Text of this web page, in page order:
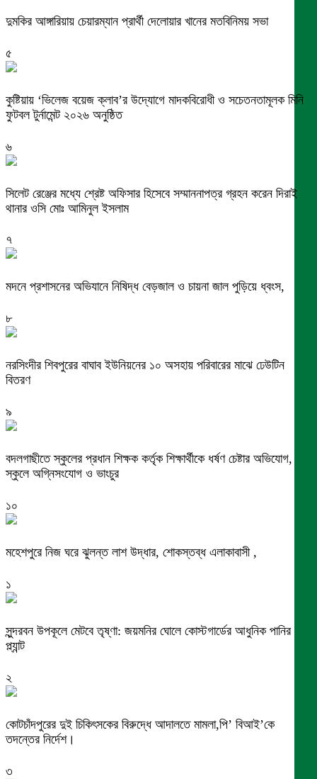
দুমকির আঙ্গারিয়ায় চেয়ারম্যান প্রার্থী দেলোয়ার খানের মতবিনিময় সভা
৫
কুষ্টিয়ায় ‘ভিলেজ বয়েজ ক্লাব’র উদ্যোগে মাদকবিরোধী ও সচেতনতামূলক মিনি
ফুটবল টুর্নামেন্ট ২০২৬ অনুষ্ঠিত
৬
সিলেট রেঞ্জের মধ্যে শ্রেষ্ট অফিসার হিসেবে সম্মাননাপত্র গ্রহন করেন দিরাই
থানার ওসি মোঃ আমিনুল ইসলাম
৭
মদনে প্রশাসনের অভিযানে নিষিদ্ধ বেড়জাল ও চায়না জাল পুড়িয়ে ধ্বংস,
৮
নরসিংদীর শিবপুরের বাঘাব ইউনিয়নের ১০ অসহায় পরিবারের মাঝে ঢেউটিন
বিতরণ
৯
বদলগাছীতে স্কুলের প্রধান শিক্ষক কর্তৃক শিক্ষার্থীকে ধর্ষণ চেষ্টার অভিযোগ,
স্কুলে অগ্নিসংযোগ ও ভাংচুর
১০
মহেশপুরে নিজ ঘরে ঝুলন্ত লাশ উদ্ধার, শোকস্তব্ধ এলাকাবাসী ,
১
সুন্দরবন উপকূলে মেটবে তৃষ্ণা: জয়মনির ঘোলে কোস্টগার্ডের আধুনিক পানির
প্ল্যান্ট
২
কোটচাঁদপুরের দুই চিকিৎসকের বিরুদ্ধে আদালতে মামলা,পি’ বিআই’কে
তদন্তের নির্দেশ।
৩